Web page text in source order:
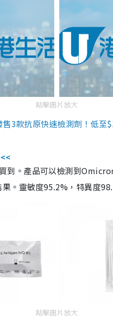
點擊圖片放大
3款抗原快速檢測劑！低至
到。產品可以檢測到
。靈敏度95.2%，特異度
點擊圖片放大